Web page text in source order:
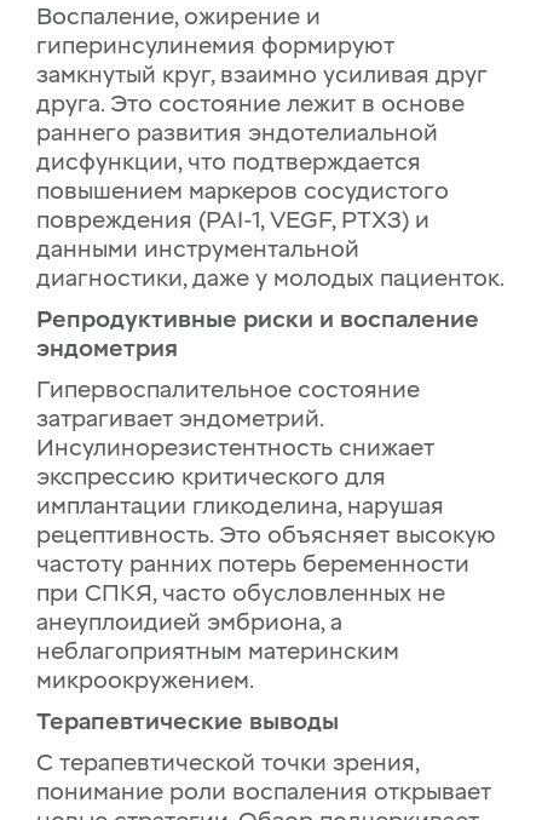
Воспаление, ожирение и
гиперинсулинемия формируют
замкнутый круг, взаимно усиливая друг
друга. Это состояние лежит в основе
раннего развития эндотелиальной
дисфункции, что подтверждается
повышением маркеров сосудистого
повреждения (PAI-1, VEGF, PTX3) и
данными инструментальной
диагностики, даже у молодых пациенток.
Репродуктивные риски и воспаление
эндометрия
Гипервоспалительное состояние
затрагивает эндометрий.
Инсулинорезистентность снижает
экспрессию критического для
имплантации гликоделина, нарушая
рецептивность. Это объясняет высокую
частоту ранних потерь беременности
при СПКЯ, часто обусловленных не
анеуплоидией эмбриона, а
неблагоприятным материнским
микроокружением.
Терапевтические выводы
С терапевтической точки зрения,
понимание роли воспаления открывает